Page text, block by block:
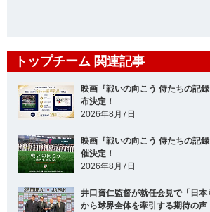
トップチーム 関連記事
映画『戦いの向こう 侍たちの記
布決定！
2026年8月7日
映画『戦いの向こう 侍たちの記
催決定！
2026年8月7日
井口資仁監督が就任会見で「日
から球界全体を牽引する期待の声